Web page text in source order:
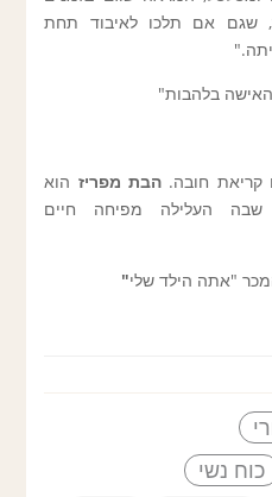
שגם אם תלכו לאיבוד תחת
בלהבות"
קריאת חובה. הבת מפריז הוא
שבה העלילה מפיחה חיים
"אתה הילד שלי"
כוח נשי